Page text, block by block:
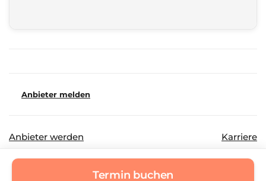
Anbieter melden
Anbieter werden Karriere
©
Termin buchen